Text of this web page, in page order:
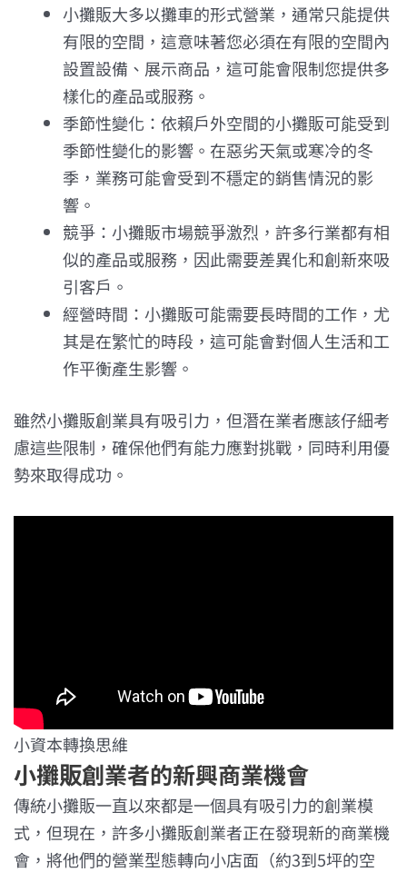
小攤販大多以攤車的形式營業，通常只能提供
有限的空間，這意味著您必須在有限的空間內
設置設備、展示商品，這可能會限制您提供多
樣化的產品或服務。
季節性變化：依賴戶外空間的小攤販可能受到
季節性變化的影響。在惡劣天氣或寒冷的冬
季，業務可能會受到不穩定的銷售情況的影
響。
競爭：小攤販市場競爭激烈，許多行業都有相
似的產品或服務，因此需要差異化和創新來吸
引客戶。
經營時間：小攤販可能需要長時間的工作，尤
其是在繁忙的時段，這可能會對個人生活和工
作平衡產生影響。
雖然小攤販創業具有吸引力，但潛在業者應該仔細考
慮這些限制，確保他們有能力應對挑戰，同時利用優
勢來取得成功。
小資本轉換思維
小攤販創業者的新興商業機會
傳統小攤販一直以來都是一個具有吸引力的創業模
式，但現在，許多小攤販創業者正在發現新的商業機
會，將他們的營業型態轉向小店面（約3到5坪的空